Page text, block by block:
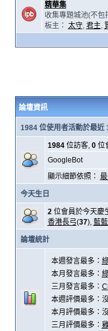
精華集
收集專題城池(不包
板主： 太守, 君主,
論壇資訊
1984 位使用者活動於最近
1984位訪客, 0位
GoogleBot
顯示細節依照：
今天生日
2位會員於今天慶
香港長弓(37), 藍
論壇統計
本週發言最多：
本月發言最多：
三月發言最多：
本週評價最多：
本月評價最多：
三月評價最多：